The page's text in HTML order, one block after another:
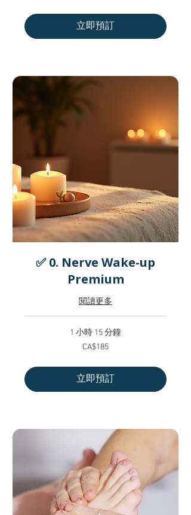
大
元
立即預訂
✅ 0. Nerve Wake-up
Premium
閱讀更多
1 小時 15 分鐘
大
元
CA$185
立即預訂